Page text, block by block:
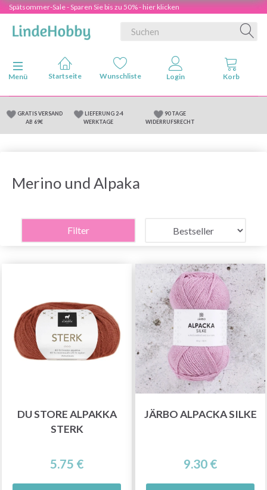
Spätsommer-Sale - Sparen Sie bis zu 50% - hier klicken
Anzeige ändern
Menü
GRATIS VERSAND
AB 69€
LIEFERUNG 2-4
WERKTAGE
90 TAGE
WIDERRUFSRECHT
Merino und Alpaka
Filter
DU STORE ALPAKKA
STERK
5.75 €
JÄRBO ALPACKA SILKE
9.30 €